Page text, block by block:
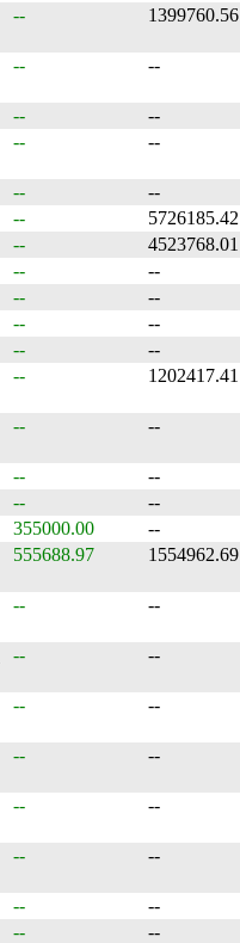
-- 1399760.56
-- --
--
--
-- --
--
--
--
5726185.42
--
4523768.01
--
--
--
--
--
--
--
--
-- 1202417.41
-- --
--
--
--
--
355000.00
--
555688.97 1554962.69
-- --
-- --
-- --
-- --
-- --
-- --
--
--
--
--